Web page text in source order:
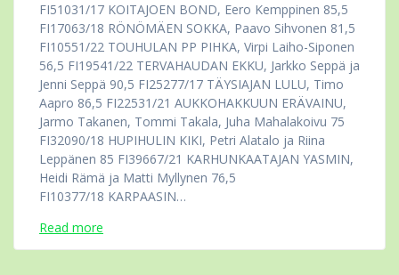
FI51031/17 KOITAJOEN BOND, Eero Kemppinen 85,5
FI17063/18 RÖNÖMÄEN SOKKA, Paavo Sihvonen 81,5
FI10551/22 TOUHULAN PP PIHKA, Virpi Laiho-Siponen
56,5 FI19541/22 TERVAHAUDAN EKKU, Jarkko Seppä ja
Jenni Seppä 90,5 FI25277/17 TÄYSIAJAN LULU, Timo
Aapro 86,5 FI22531/21 AUKKOHAKKUUN ERÄVAINU,
Jarmo Takanen, Tommi Takala, Juha Mahalakoivu 75
FI32090/18 HUPIHULIN KIKI, Petri Alatalo ja Riina
Leppänen 85 FI39667/21 KARHUNKAATAJAN YASMIN,
Heidi Rämä ja Matti Myllynen 76,5
FI10377/18 KARPAASIN…
Read more